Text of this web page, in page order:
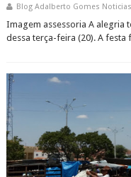
Blog Adalberto Gomes Noticias
Imagem assessoria A alegria
dessa terça-feira (20). A